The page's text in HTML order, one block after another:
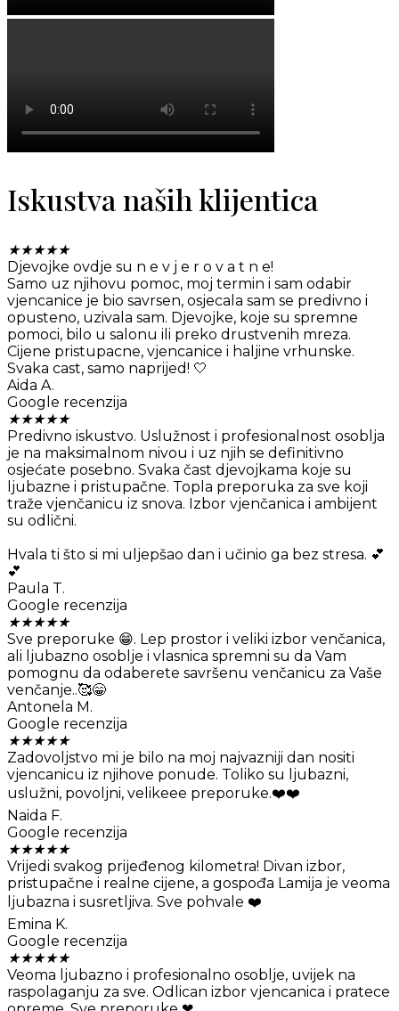
Iskustva naših klijentica
★★★★★
Djevojke ovdje su n e v j e r o v a t n e!
Samo uz njihovu pomoc, moj termin i sam odabir
vjencanice je bio savrsen, osjecala sam se predivno i
opusteno, uzivala sam. Djevojke, koje su spremne
pomoci, bilo u salonu ili preko drustvenih mreza.
Cijene pristupacne, vjencanice i haljine vrhunske.
Svaka cast, samo naprijed! 🤍
Aida A.
Google recenzija
★★★★★
Predivno iskustvo. Uslužnost i profesionalnost osoblja
je na maksimalnom nivou i uz njih se definitivno
osjećate posebno. Svaka čast djevojkama koje su
ljubazne i pristupačne. Topla preporuka za sve koji
traže vjenčanicu iz snova. Izbor vjenčanica i ambijent
su odlični.
Hvala ti što si mi uljepšao dan i učinio ga bez stresa. 💕
💕
Paula T.
Google recenzija
★★★★★
Sve preporuke 😁. Lep prostor i veliki izbor venčanica,
ali ljubazno osoblje i vlasnica spremni su da Vam
pomognu da odaberete savršenu venčanicu za Vaše
venčanje..🥰😁
Antonela M.
Google recenzija
★★★★★
Zadovoljstvo mi je bilo na moj najvazniji dan nositi
vjencanicu iz njihove ponude. Toliko su ljubazni,
uslužni, povoljni, velikeee preporuke.❤️❤️
Naida F.
Google recenzija
★★★★★
Vrijedi svakog prijeđenog kilometra! Divan izbor,
pristupačne i realne cijene, a gospođa Lamija je veoma
ljubazna i susretljiva. Sve pohvale ❤️
Emina K.
Google recenzija
★★★★★
Veoma ljubazno i profesionalno osoblje, uvijek na
raspolaganju za sve. Odlican izbor vjencanica i pratece